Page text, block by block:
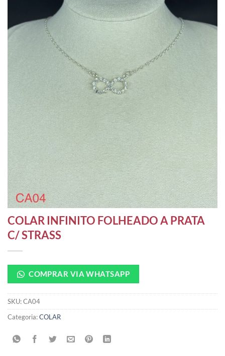
COLAR INFINITO FOLHEADO A PRATA
C/ STRASS
COMPRAR VIA WHATSAPP
SKU:CA04
Categoria:COLAR